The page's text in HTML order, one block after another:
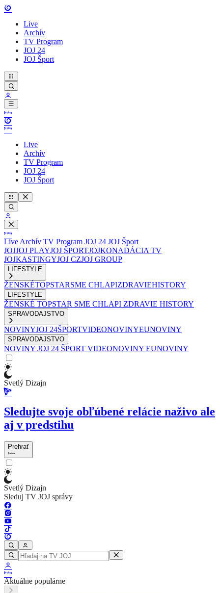
Live
Archív
TV Program
JOJ 24
JOJ Šport
Live
Archív
TV Program
JOJ 24
JOJ Šport
Live Archív TV Program JOJ 24 JOJ Šport
JOJJOJ PLAYJOJ ŠPORTJOJKONADÁCIA TV
JOJKASTINGYJOJ CZJOJ GROUP
LIFESTYLE
ŽENSKÉTOPSTARSME CHLAPIZDRAVIEHISTORY
LIFESTYLE
ŽENSKÉ TOPSTAR SME CHLAPI ZDRAVIE HISTORY
SPRAVODAJSTVO
NOVINYJOJ 24ŠPORTVIDEONOVINYEUNOVINY
SPRAVODAJSTVO
NOVINY JOJ 24 ŠPORT VIDEONOVINY EUNOVINY
Svetlý Dizajn
Sledujte svoje obľúbené relácie naživo ale
aj v predstihu
Prehrať
Svetlý Dizajn
Sleduj TV JOJ správy
Aktuálne populárne